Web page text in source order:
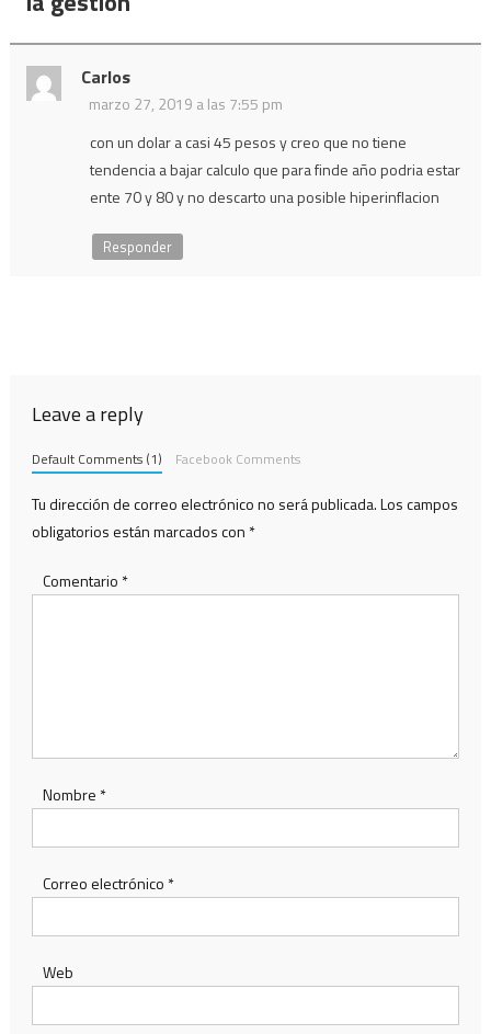
Carlos
marzo 27, 2019 a las 7:55 pm
con un dolar a casi 45 pesos y creo que no tiene
tendencia a bajar calculo que para finde año podria estar
ente 70 y 80 y no descarto una posible hiperinflacion
Responder
Leave a reply
Default Comments (1) Facebook Comments
Tu dirección de correo electrónico no será publicada.Los campos
obligatorios están marcados con *
Comentario *
Nombre *
Correo electrónico *
Web